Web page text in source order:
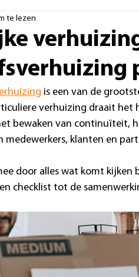
te lezen
is een van de
verhuizing draait het
bewaken van continuïteit,
medewerkers, klanten en
door alles wat komt
checklist tot de